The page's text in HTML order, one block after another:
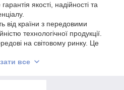
якості, надійності та
від країни з передовими
технологічної продукції.
на світовому ринку. Це
це баланс ціни і якості, вміле
все